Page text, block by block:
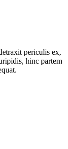
periculis ex,
hinc partem